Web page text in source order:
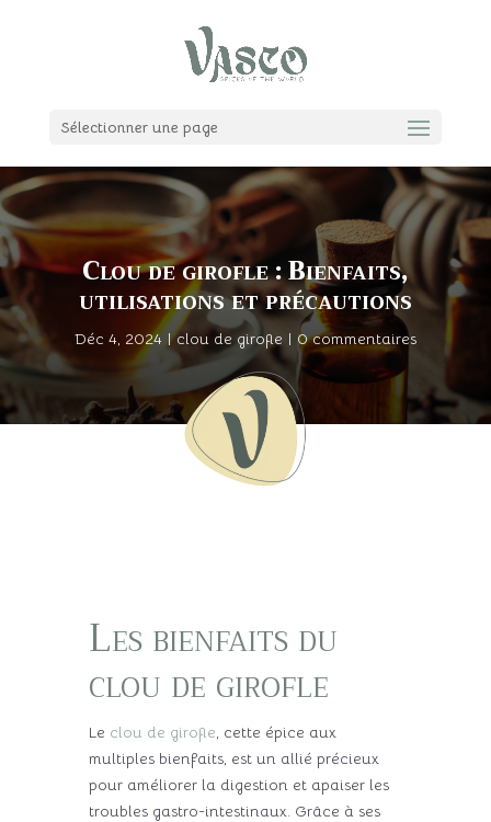
Sélectionner une page
Clou de girofle : Bienfaits,
utilisations et précautions
Déc 4, 2024|clou de girofle | 0 commentaires
Les bienfaits du
clou de girofle
Le clou de girofle , cette épice aux
multiples bienfaits, est un allié précieux
pour améliorer la digestion et apaiser les
troubles gastro-intestinaux. Grâce à ses